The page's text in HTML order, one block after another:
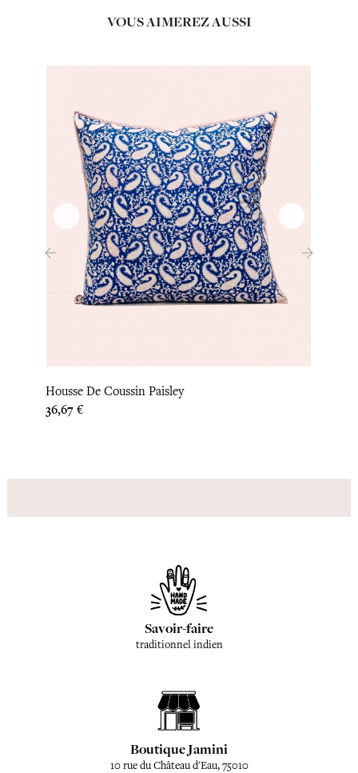
VOUS AIMEREZ AUSSI
Housse De Coussin Paisley
Prix
36,67 €
Savoir-faire
traditionnel indien
Boutique Jamini
10 rue du Château d'Eau, 75010